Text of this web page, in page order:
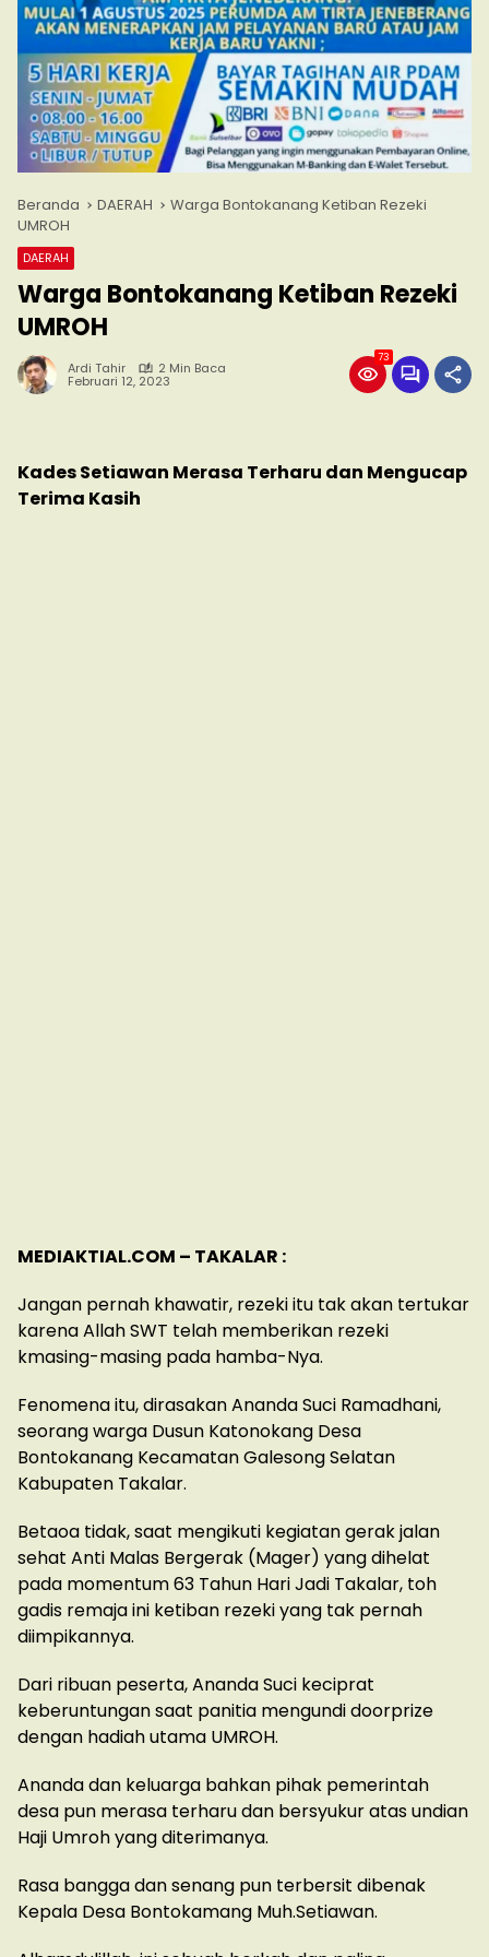
Beranda DAERAH
Warga Bontokanang Ketiban Rezeki
UMROH
DAERAH
Warga Bontokanang Ketiban Rezeki
UMROH
Ardi Tahir 2 Min Baca
Februari 12, 2023
73
Kades Setiawan Merasa Terharu dan Mengucap
Terima Kasih
MEDIAKTIAL.COM – TAKALAR :
Jangan pernah khawatir, rezeki itu tak akan tertukar
karena Allah SWT telah memberikan rezeki
kmasing-masing pada hamba-Nya.
Fenomena itu, dirasakan Ananda Suci Ramadhani,
seorang warga Dusun Katonokang Desa
Bontokanang Kecamatan Galesong Selatan
Kabupaten Takalar.
Betaoa tidak, saat mengikuti kegiatan gerak jalan
sehat Anti Malas Bergerak (Mager) yang dihelat
pada momentum 63 Tahun Hari Jadi Takalar, toh
gadis remaja ini ketiban rezeki yang tak pernah
diimpikannya.
Dari ribuan peserta, Ananda Suci keciprat
keberuntungan saat panitia mengundi doorprize
dengan hadiah utama UMROH.
Ananda dan keluarga bahkan pihak pemerintah
desa pun merasa terharu dan bersyukur atas undian
Haji Umroh yang diterimanya.
Rasa bangga dan senang pun terbersit dibenak
Kepala Desa Bontokamang Muh.Setiawan.